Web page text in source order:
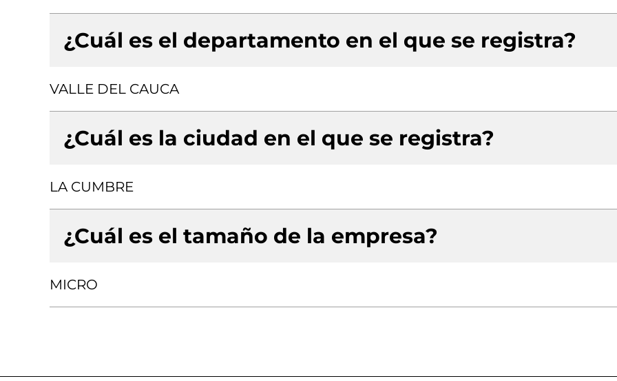
¿Cuál es el departamento en el que se registra?
VALLE DEL CAUCA
¿Cuál es la ciudad en el que se registra?
LA CUMBRE
¿Cuál es el tamaño de la empresa?
MICRO